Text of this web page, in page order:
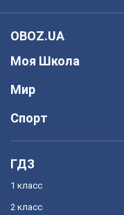
OBOZ.UA
Моя Школа
Мир
Спорт
ГДЗ
1 класс
2 класс